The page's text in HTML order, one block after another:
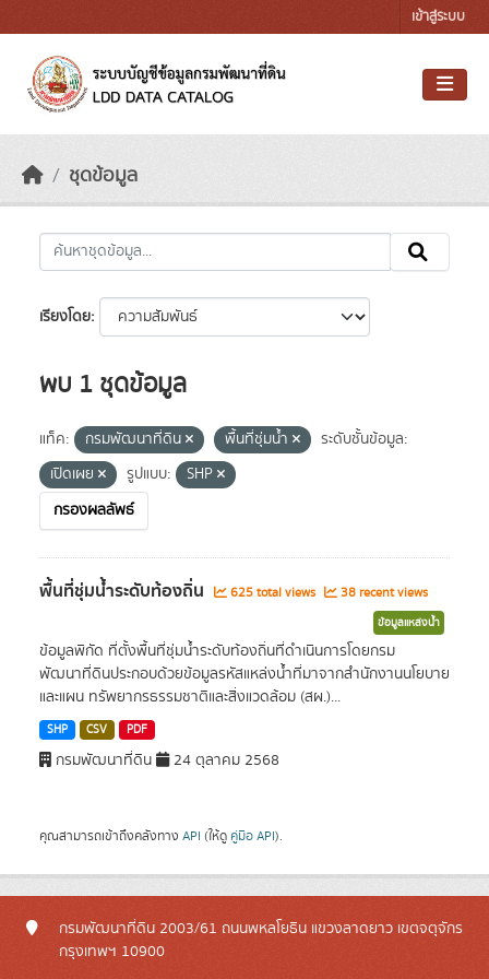
เข้าสู่ระบบ
ชุดข้อมูล
เรียงโดย
พบ 1 ชุดข้อมูล
แท็ค: กรมพัฒนาที่ดิน พื้นที่ชุ่มน้ำ
ระดับชั้นข้อมูล:
เปิดเผย
รูปแบบ:
SHP
กรองผลลัพธ์
พื้นที่ชุ่มน้ำระดับท้องถิ่น 625 total views 38 recent views
ข้อมูลแหล่งน้ำ
ข้อมูลพิกัด ที่ตั้งพื้นที่ชุ่มน้ำระดับท้องถิ่นที่ดำเนินการโดยกรม
พัฒนาที่ดินประกอบด้วยข้อมูลรหัสแหล่งน้ำที่มาจากสำนักงานนโยบาย
และแผน ทรัพยากรธรรมชาติและสิ่งแวดล้อม (สผ.)...
SHP CSV PDF
กรมพัฒนาที่ดิน 24 ตุลาคม 2568
คุณสามารถเข้าถึงคลังทาง API (ให้ดู คู่มือ API).
กรมพัฒนาที่ดิน 2003/61 ถนนพหลโยธิน แขวงลาดยาว เขตจตุจักร
กรุงเทพฯ 10900